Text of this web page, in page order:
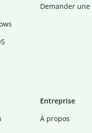
Demander une
Entreprise
À propos